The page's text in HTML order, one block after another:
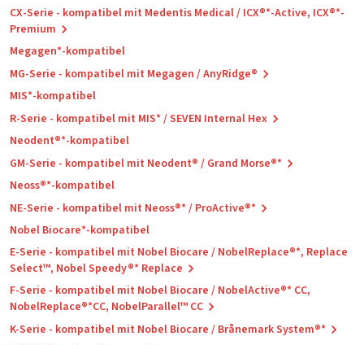
CX-Serie - kompatibel mit Medentis Medical / ICX®*-Active, ICX®*-
Premium
Megagen*-kompatibel
MG-Serie - kompatibel mit Megagen / AnyRidge®
MIS*-kompatibel
R-Serie - kompatibel mit MIS* / SEVEN Internal Hex
Neodent®*-kompatibel
GM-Serie - kompatibel mit Neodent® / Grand Morse®*
Neoss®*-kompatibel
NE-Serie - kompatibel mit Neoss®* / ProActive®*
Nobel Biocare*-kompatibel
E-Serie - kompatibel mit Nobel Biocare / NobelReplace®*, Replace
Select™, Nobel Speedy®* Replace
F-Serie - kompatibel mit Nobel Biocare / NobelActive®* CC,
NobelReplace®*CC, NobelParallel™ CC
K-Serie - kompatibel mit Nobel Biocare / Brånemark System®*